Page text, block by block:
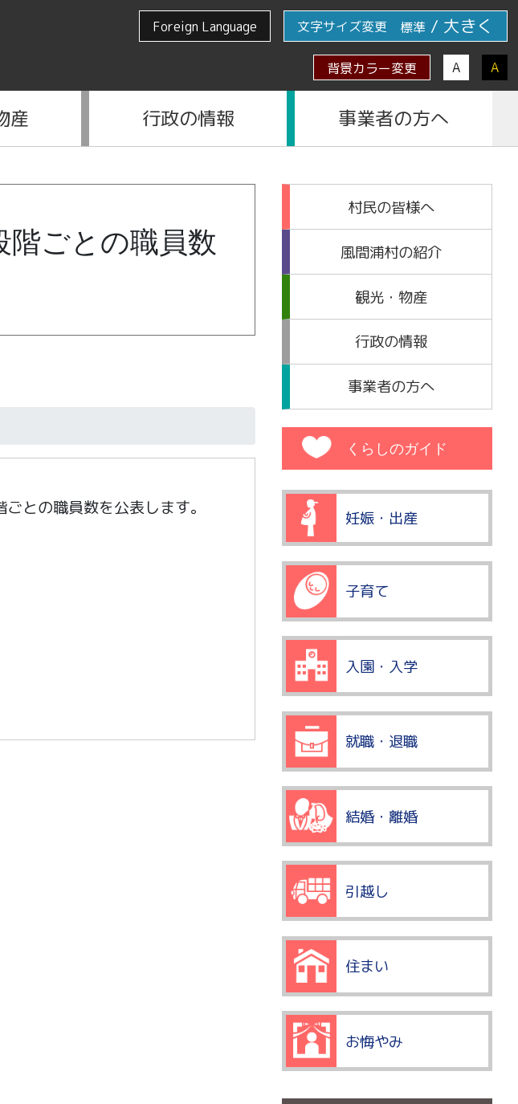
Foreign Language 文字サイズ変更 標準 / 大きく
背景カラー変更 A A
産 行政の情報 事業者の方へ
階ごとの職員数
との職員数を公表します。
村民の皆様へ
風間浦村の紹介
観光・物産
行政の情報
事業者の方へ
くらしのガイド
妊娠・出産
子育て
入園・入学
就職・退職
結婚・離婚
引越し
住まい
お悔やみ